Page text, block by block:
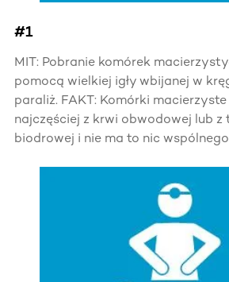
#1
MIT: Pobranie komórek
pomocą wielkiej igły wbijanej w
paraliż. FAKT: Komórki
najczęściej z krwi obwodowej lub z
biodrowej i nie ma to nic wspólnego